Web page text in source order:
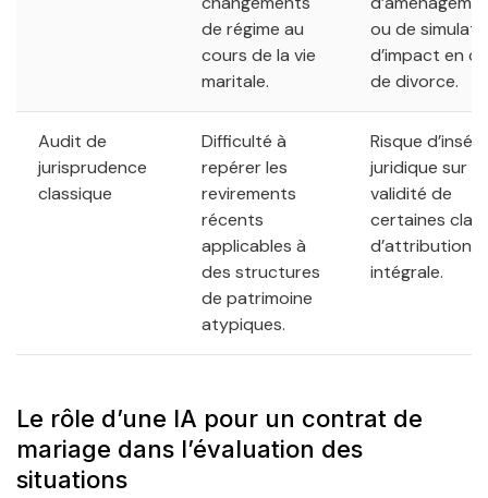
de régime au
cours de la vie
maritale.
ou de
d’impact en
de divorce.
Audit de
jurisprudence
classique
Difficulté à
repérer les
revirements
récents
applicables à
des structures
de patrimoine
atypiques.
Risque
juridique sur la
validité de
certaines
d’attribution
intégrale.
Le rôle d’une IA pour un contrat de
mariage dans l’évaluation des
situations